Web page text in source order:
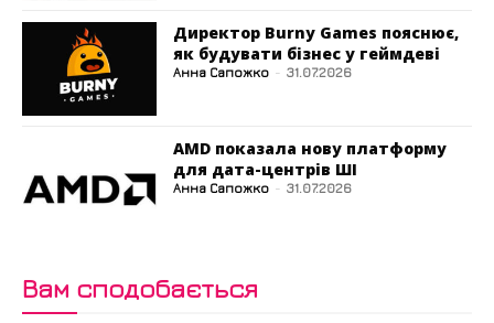
Директор Burny Games пояснює,
як будувати бізнес у геймдеві
Анна Сапожко - 31.07.2026
AMD показала нову платформу
для дата-центрів ШІ
Анна Сапожко - 31.07.2026
Вам сподобається